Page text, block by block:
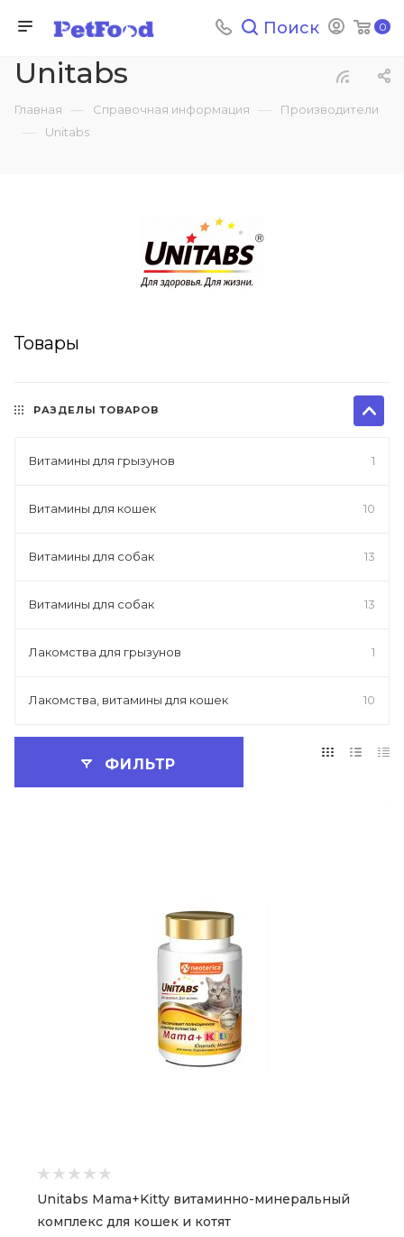
0
Поиск
Unitabs
Главная — Справочная информация — Производители
— Unitabs
Товары
РАЗДЕЛЫ ТОВАРОВ
Витамины для грызунов 1
Витамины для кошек 10
Витамины для собак 13
Витамины для собак 13
Лакомства для грызунов 1
Лакомства, витамины для кошек 10
ФИЛЬТР
Unitabs Mama+Kitty витаминно-минеральный
комплекс для кошек и котят